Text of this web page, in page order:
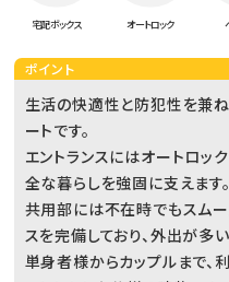
宅配ボックス オートロック
ポイント
生活の快適性と防犯性を兼
ートです。
エントランスにはオートロッ
全な暮らしを強固に支えます。
共用部には不在時でもスム
スを完備しており、外出が多
単身者様からカップルまで、